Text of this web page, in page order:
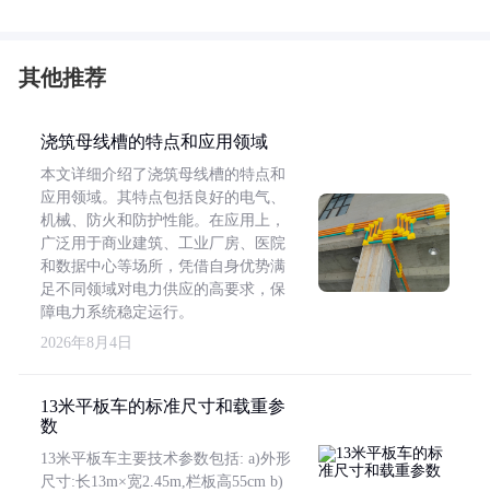
其他推荐
浇筑母线槽的特点和应用领域
本文详细介绍了浇筑母线槽的特点和
应用领域。其特点包括良好的电气、
机械、防火和防护性能。在应用上，
广泛用于商业建筑、工业厂房、医院
和数据中心等场所，凭借自身优势满
足不同领域对电力供应的高要求，保
障电力系统稳定运行。
2026年8月4日
13米平板车的标准尺寸和载重参
数
13米平板车主要技术参数包括: a)外形
尺寸:长13m×宽2.45m,栏板高55cm b)